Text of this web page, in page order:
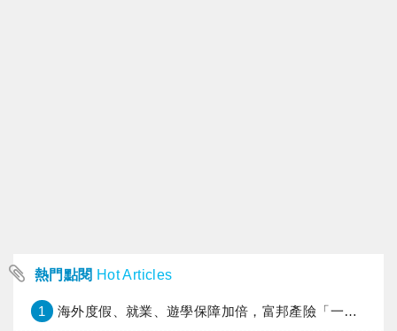
熱門點閱 Hot Articles
1 海外度假、就業、遊學保障加倍，富邦產險「一期逐夢」專案加碼遠距醫療與緊急救援